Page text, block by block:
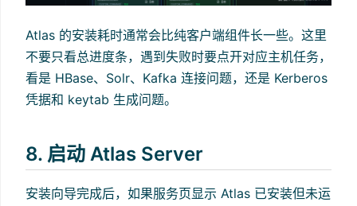
Atlas 的安装耗时通常会比纯客户端组件长一些。这里
不要只看总进度条，遇到失败时要点开对应主机任务，
看是 HBase、Solr、Kafka 连接问题，还是 Kerberos
凭据和 keytab 生成问题。
8. 启动 Atlas Server
安装向导完成后，如果服务页显示 Atlas 已安装但未运